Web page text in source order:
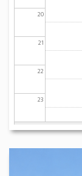
20
21
22
23